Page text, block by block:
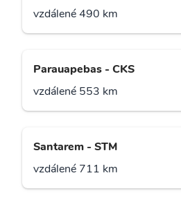
vzdálené 490 km
Parauapebas - CKS
vzdálené 553 km
Santarem - STM
vzdálené 711 km